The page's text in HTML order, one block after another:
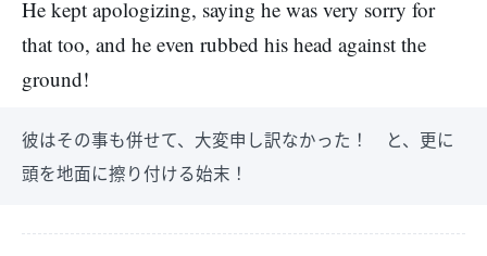
He kept apologizing, saying he was very sorry for
that too, and he even rubbed his head against the
ground!
彼はその事も併せて、大変申し訳なかった！ と、更に
頭を地面に擦り付ける始末！